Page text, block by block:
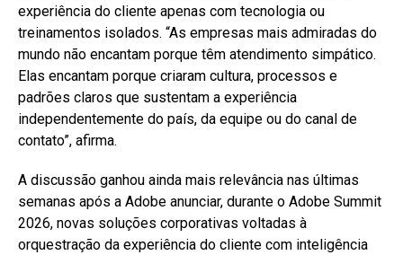
experiência do cliente apenas com tecnologia ou
treinamentos isolados. “As empresas mais admiradas do
mundo não encantam porque têm atendimento simpático.
Elas encantam porque criaram cultura, processos e
padrões claros que sustentam a experiência
independentemente do país, da equipe ou do canal de
contato”, afirma.
A discussão ganhou ainda mais relevância nas últimas
semanas após a Adobe anunciar, durante o Adobe Summit
2026, novas soluções corporativas voltadas à
orquestração da experiência do cliente com inteligência